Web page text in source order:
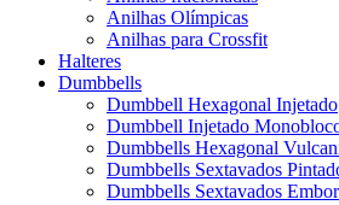
Anilhas Olímpicas
Anilhas para Crossfit
Halteres
Dumbbells
Dumbbell Hexagonal Injetado
Dumbbell Injetado
Dumbbells Hexagonal
Dumbbells Sextavados
Dumbbells Sextavados